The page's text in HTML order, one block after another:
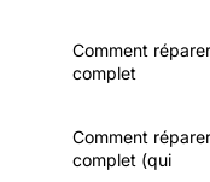
Comment
complet
Comment
complet (qui